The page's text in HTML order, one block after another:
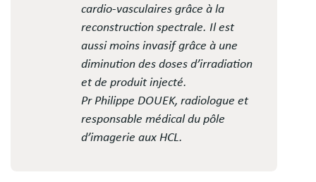
cardio-vasculaires grâce à la
reconstruction spectrale. Il est
aussi moins invasif grâce à une
diminution des doses d’irradiation
et de produit injecté.
Pr Philippe DOUEK, radiologue et
responsable médical du pôle
d’imagerie aux HCL.